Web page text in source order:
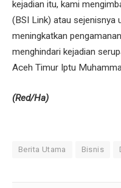
kejadian itu, kami
(BSI Link) atau sejenisnya
meningkatkan
menghindari kejadian
Aceh Timur Iptu
(Red/Ha)
Berita Utama Bisnis